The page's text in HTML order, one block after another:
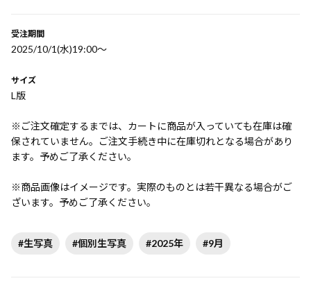
受注期間
2025/10/1(水)19:00〜
サイズ
L版
※ご注文確定するまでは、カートに商品が入っていても在庫は確
保されていません。ご注文手続き中に在庫切れとなる場合があり
ます。予めご了承ください。
※商品画像はイメージです。実際のものとは若干異なる場合がご
ざいます。予めご了承ください。
#生写真 #個別生写真 #2025年 #9月